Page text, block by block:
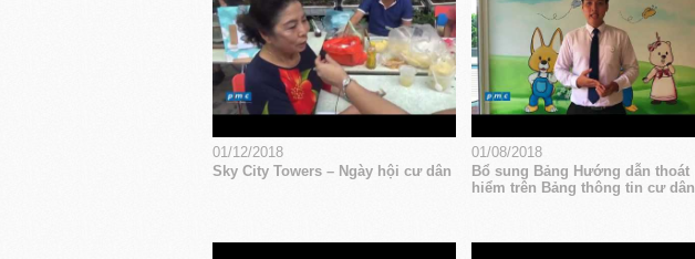
01/12/2018
Sky City Towers – Ngày hội cư dân
01/08/2018
Bổ sung Bảng Hướng dẫn thoát
hiểm trên Bảng thông tin cư dân